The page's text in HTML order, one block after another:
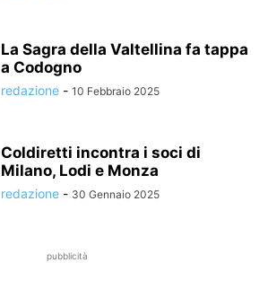
La Sagra della Valtellina fa tappa
a Codogno
redazione - 10 Febbraio 2025
Coldiretti incontra i soci di
Milano, Lodi e Monza
redazione - 30 Gennaio 2025
pubblicità